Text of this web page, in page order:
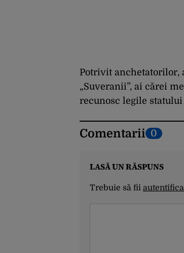
Potrivit anchetatorilor,
„Suveranii”, ai cărei
recunosc legile
Comentarii 0
LASĂ UN RĂSPUNS
Trebuie să fii